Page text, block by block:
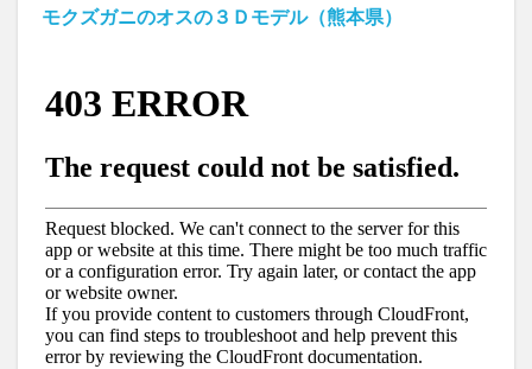
モクズガニのオスの３Ｄモデル（熊本県）